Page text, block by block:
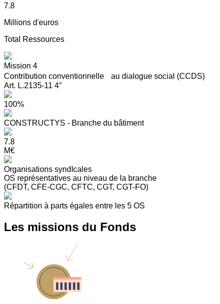
7.8
Millions d'euros
Total Ressources
Mission 4
Contribution conventionnelle au dialogue social (CCDS)
Art. L.2135-11 4°
100%
CONSTRUCTYS - Branche du bâtiment
7.8
M€
Organisations syndIcales
OS représentatives au niveau de la branche
(CFDT, CFE-CGC, CFTC, CGT, CGT-FO)
Répartition à parts égales entre les 5 OS
Les missions du Fonds